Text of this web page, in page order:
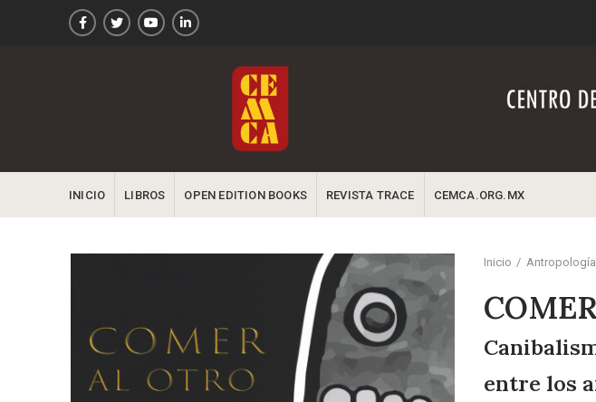
INICIO LIBROS OPEN EDITION BOOKS REVISTA TRACE CEMCA.ORG.MX
Inicio Antropología
entre los